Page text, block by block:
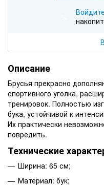
Войдите
Описание
Брусья прекрасно
спортивного уголка,
тренировок. Полностью
бука, устойчивой к
Их практически
повредить.
Технические
Ширина: 65 см;
Материал: бук;